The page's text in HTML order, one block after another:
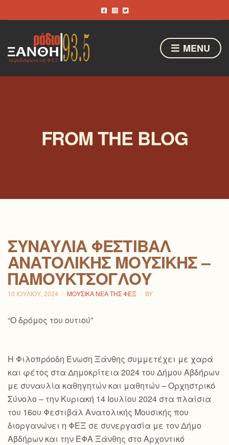
MENU
FROM THE BLOG
ΣΥΝΑΥΛΊΑ ΦΕΣΤΙΒΆΛ
ΑΝΑΤΟΛΙΚΉΣ ΜΟΥΣΙΚΉΣ –
ΠΑΜΟΥΚΤΣΌΓΛΟΥ
10 ΙΟΥΛΊΟΥ, 2024 ΜΟΥΣΙΚΆ ΝΈΑ ΤΗΣ ΦΕΞ BY
“Ο δρόμος του ουτιού”
Η Φιλοπρόοδη Ένωση Ξάνθης συμμετέχει με χαρά
και φέτος στα Δημοκρίτεια 2024 του Δήμου Αβδήρων
με συναυλία καθηγητών και μαθητών – Ορχηστρικό
Σύνολο – την Κυριακή 14 Ιουλίου 2024 στα πλαίσια
του 16ου Φεστιβάλ Ανατολικής Μουσικής που
διοργανώνει η ΦΕΞ σε συνεργασία με τον Δήμο
Αβδήρων και την ΕΦΑ Ξάνθης στο Αρχοντικό